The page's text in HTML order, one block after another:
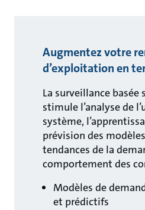
Augmentez votre
d’exploitation en
La surveillance basée
stimule l’analyse de
système,
prévision des
tendances de la
comportement des
Modèles de
et prédictifs